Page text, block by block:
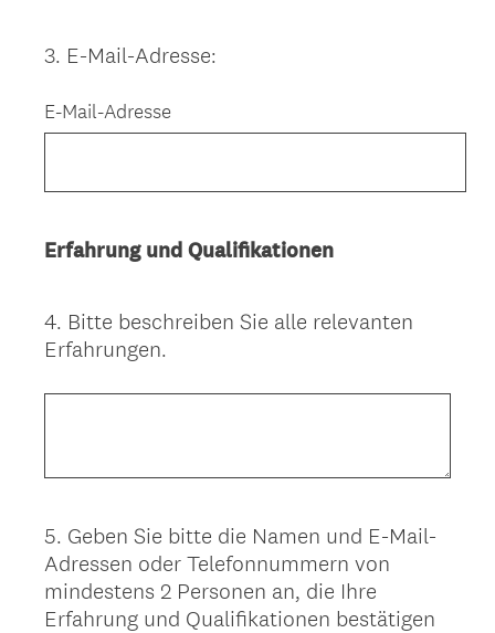
Question
3. E-Mail-Adresse:
E-Mail-Adresse
Erfahrung und Qualifikationen
Question
Title
4. Bitte beschreiben Sie alle relevanten
Erfahrungen.
Question
Title
5. Geben Sie bitte die Namen und E-Mail-
Adressen oder Telefonnummern von
mindestens 2 Personen an, die Ihre
Erfahrung und Qualifikationen bestätigen